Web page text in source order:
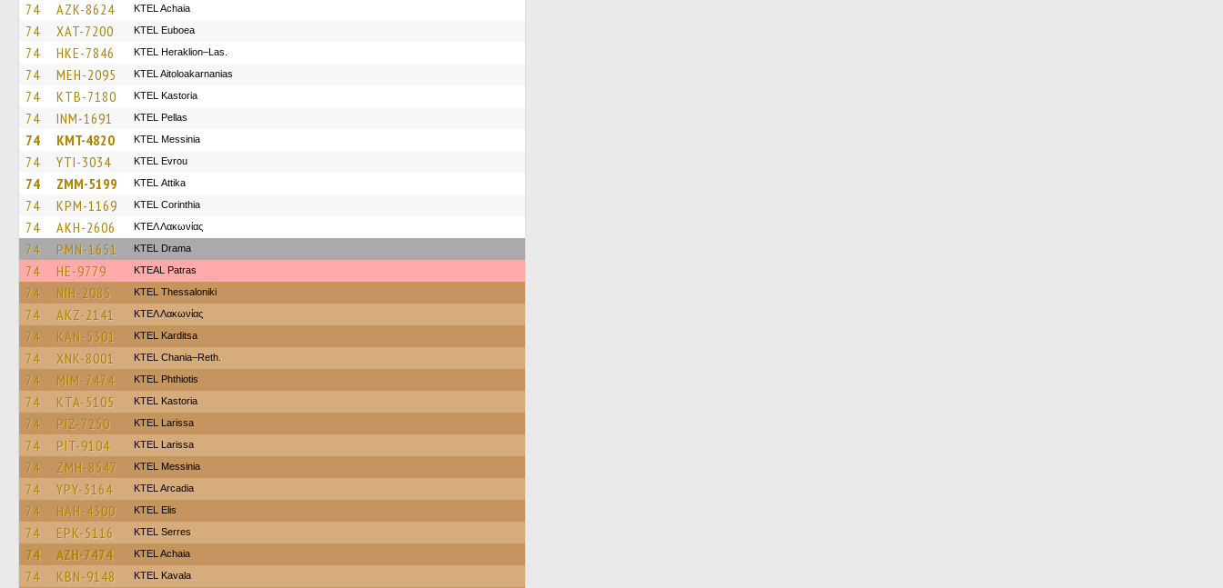
74 AZK-8624 KTEL Achaia
74 XAT-7200 ΚΤΕL Euboea
74 HKE-7846 KTEL Heraklion–Las.
74 MEH-2095 KTEL Aitoloakarnanias
74 KTB-7180 KTEL Kastoria
74 INM-1691 KTEL Pellas
74 KMT-4820 KTEL Messinia
74 YTI-3034 KTEL Evrou
74 ZMM-5199 KΤΕL Αttika
74 KPM-1169 KTEL Corinthia
74 AKH-2606 ΚΤΕΛ Λακωνίας
74 PMN-1651 KTEL Drama
74 HE-9779 KTEAL Patras
74 NIH-2085 KTEL Thessaloniki
74 AKZ-2141 ΚΤΕΛ Λακωνίας
74 KAN-5301 ΚΤΕL Karditsa
74 XNK-8001 KTEL Chania–Reth.
74 MIM-7474 ΚΤΕL Phthiotis
74 KTA-5105 KTEL Kastoria
74 PIZ-7250 KTEL Larissa
74 PIT-9104 KTEL Larissa
74 ZMH-8547 KTEL Messinia
74 YPY-3164 KTEL Arcadia
74 HAH-4300 KTEL Elis
74 EPK-5116 KTEL Serres
74 AZH-7474 KTEL Achaia
74 KBN-9148 KTEL Kavala